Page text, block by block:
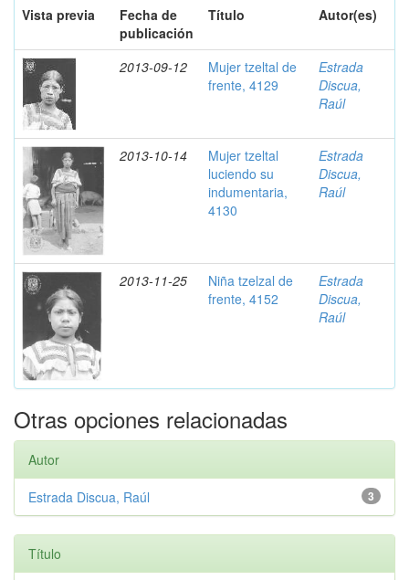
Vista previa
Fecha de
publicación
Título Autor(es)
2013-09-12
Mujer tzeltal de
frente, 4129
Estrada
Discua,
Raúl
2013-10-14
Mujer tzeltal
luciendo su
indumentaria,
4130
Estrada
Discua,
Raúl
2013-11-25
Niña tzelzal de
frente, 4152
Estrada
Discua,
Raúl
Otras opciones relacionadas
Autor
3
Estrada Discua, Raúl
Título